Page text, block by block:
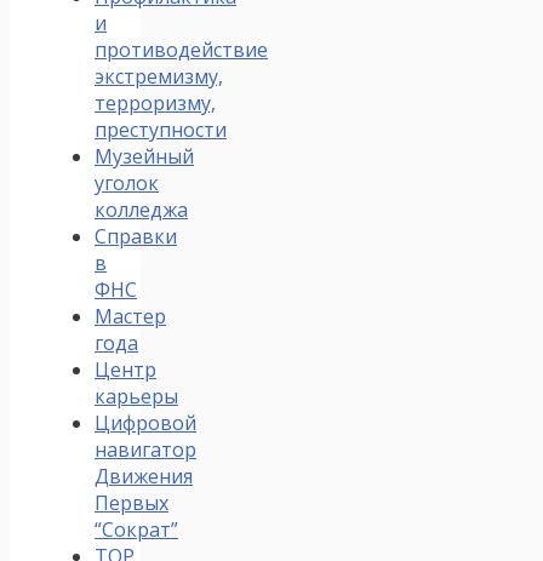
и
противодействие
экстремизму,
терроризму,
преступности
Музейный
уголок
колледжа
Справки
в
ФНС
Мастер
года
Центр
карьеры
Цифровой
навигатор
Движения
Первых
“Сократ”